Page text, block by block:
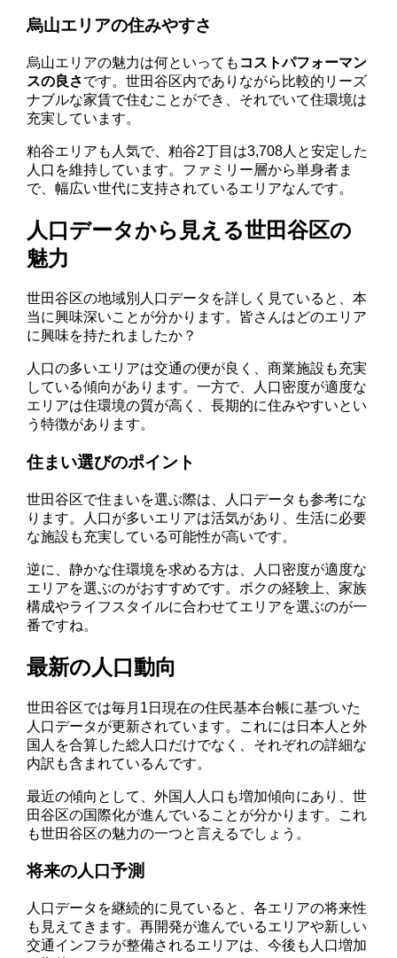
烏山エリアの住みやすさ
烏山エリアの魅力は何といっても コストパフォーマン
スの良さです。世田谷区内でありながら比較的リーズ
ナブルな家賃で住むことができ、それでいて住環境は
充実しています。
粕谷エリアも人気で、粕谷2丁目は3,708人と安定した
人口を維持しています。ファミリー層から単身者ま
で、幅広い世代に支持されているエリアなんです。
人口データから見える世田谷区の
魅力
世田谷区の地域別人口データを詳しく見ていると、本
当に興味深いことが分かります。皆さんはどのエリア
に興味を持たれましたか？
人口の多いエリアは交通の便が良く、商業施設も充実
している傾向があります。一方で、人口密度が適度な
エリアは住環境の質が高く、長期的に住みやすいとい
う特徴があります。
住まい選びのポイント
世田谷区で住まいを選ぶ際は、人口データも参考にな
ります。人口が多いエリアは活気があり、生活に必要
な施設も充実している可能性が高いです。
逆に、静かな住環境を求める方は、人口密度が適度な
エリアを選ぶのがおすすめです。ボクの経験上、家族
構成やライフスタイルに合わせてエリアを選ぶのが一
番ですね。
最新の人口動向
世田谷区では毎月1日現在の住民基本台帳に基づいた
人口データが更新されています。これには日本人と外
国人を合算した総人口だけでなく、それぞれの詳細な
内訳も含まれているんです。
最近の傾向として、外国人人口も増加傾向にあり、世
田谷区の国際化が進んでいることが分かります。これ
も世田谷区の魅力の一つと言えるでしょう。
将来の人口予測
人口データを継続的に見ていると、各エリアの将来性
も見えてきます。再開発が進んでいるエリアや新しい
交通インフラが整備されるエリアは、今後も人口増加